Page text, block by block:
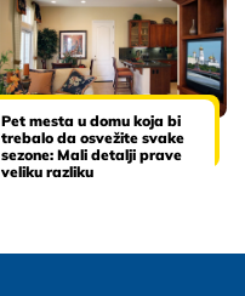
Pet mesta u domu koja bi
trebalo da osvežite svake
sezone: Mali detalji prave
veliku razliku